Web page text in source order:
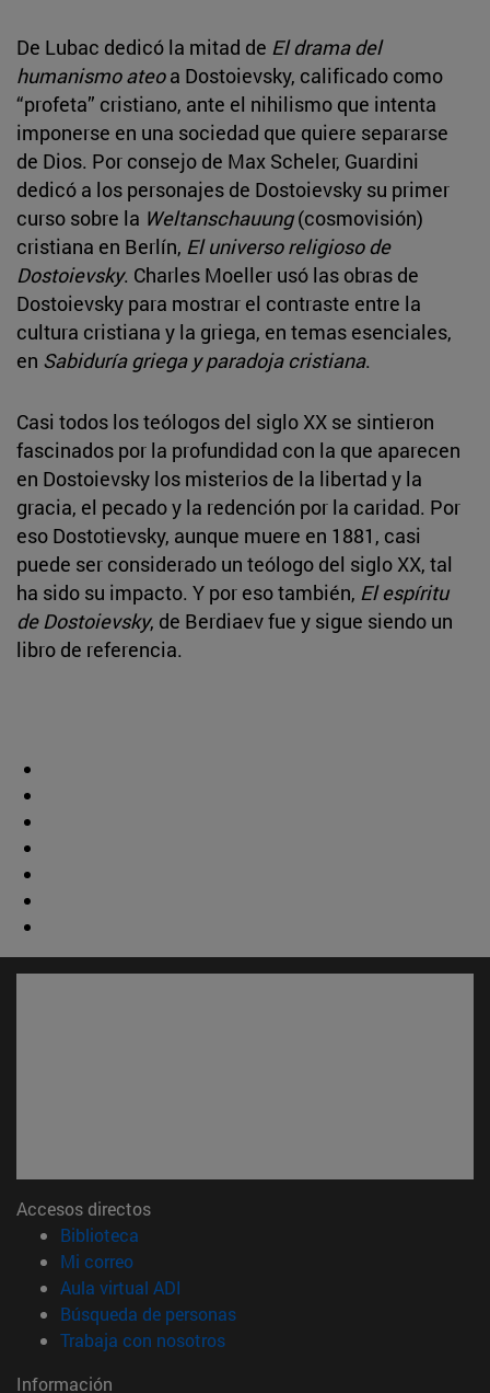
De Lubac dedicó la mitad de El drama del
humanismo ateoa Dostoievsky, calificado como
“profeta” cristiano, ante el nihilismo que intenta
imponerse en una sociedad que quiere separarse
de Dios. Por consejo de Max Scheler, Guardini
dedicó a los personajes de Dostoievsky su primer
curso sobre la Weltanschauung(cosmovisión)
cristiana en Berlín, El universo religioso de
Dostoievsky. Charles Moeller usó las obras de
Dostoievsky para mostrar el contraste entre la
cultura cristiana y la griega, en temas esenciales,
en Sabiduría griega y paradoja cristiana.
Casi todos los teólogos del siglo XX se sintieron
fascinados por la profundidad con la que aparecen
en Dostoievsky los misterios de la libertad y la
gracia, el pecado y la redención por la caridad. Por
eso Dostotievsky, aunque muere en 1881, casi
puede ser considerado un teólogo del siglo XX, tal
ha sido su impacto. Y por eso también, El espíritu
de Dostoievsky, de Berdiaev fue y sigue siendo un
libro de referencia.
Accesos directos
Biblioteca
Mi correo(abre en nueva ventana)
Aula virtual ADI
Búsqueda de personas(abre en nueva ventana)
Trabaja con nosotros(abre en nueva ventana)
Información